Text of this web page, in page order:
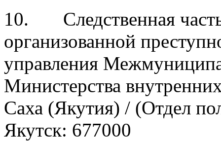
10. Следственная
организованной
управления
Министерства
Саха (Якутия) / (Отдел
Якутск: 677000